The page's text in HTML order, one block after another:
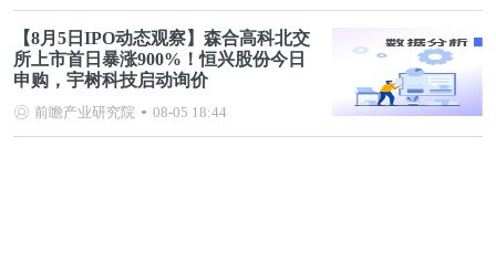
【8月5日IPO动态观察】森合高科北交
所上市首日暴涨900%！恒兴股份今日
申购，宇树科技启动询价
前瞻产业研究院 08-05 18:44